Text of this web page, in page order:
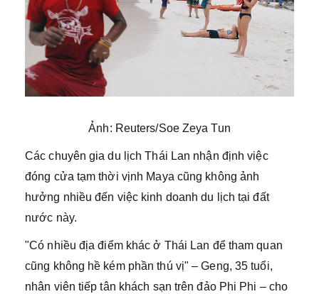
Ảnh: Reuters/Soe Zeya Tun
Các chuyên gia du lịch Thái Lan nhận định việc
đóng cửa tạm thời vịnh Maya cũng không ảnh
hưởng nhiều đến việc kinh doanh du lịch tại đất
nước này.
"Có nhiều địa điểm khác ở Thái Lan để tham quan
cũng không hề kém phần thú vị" – Geng, 35 tuổi,
nhân viên tiếp tân khách sạn trên đảo Phi Phi – cho